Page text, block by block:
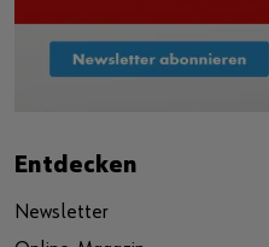
Entdecken
Newsletter